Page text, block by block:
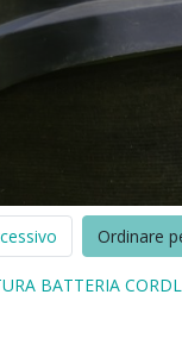
Ordinare
BATTERIA